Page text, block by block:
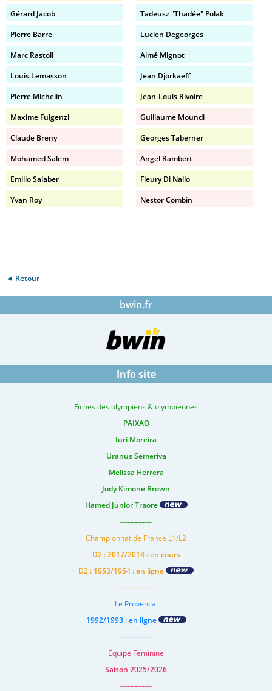
Gérard Jacob
Pierre Barre
Marc Rastoll
Louis Lemasson
Pierre Michelin
Maxime Fulgenzi
Claude Breny
Mohamed Salem
Emilio Salaber
Yvan Roy
Tadeusz "Thadée" Polak
Lucien Degeorges
Aimé Mignot
Jean Djorkaeff
Jean-Louis Rivoire
Guillaume Moundi
Georges Taberner
Angel Rambert
Fleury Di Nallo
Nestor Combin
◄ Retour
bwin.fr
Info site
Fiches des olympiens & olympiennes
PAIXAO
Iuri Moreira
Uranus Semeriva
Melissa Herrera
Jody Kimone Brown
Hamed Junior Traore
-------------
Championnat de France L1/L2
D2 : 2017/2018 : en cours
D2 : 1953/1954 : en ligne
-------------
Le Provencal
1992/1993 : en ligne
-------------
Equipe Feminine
Saison 2025/2026
-------------